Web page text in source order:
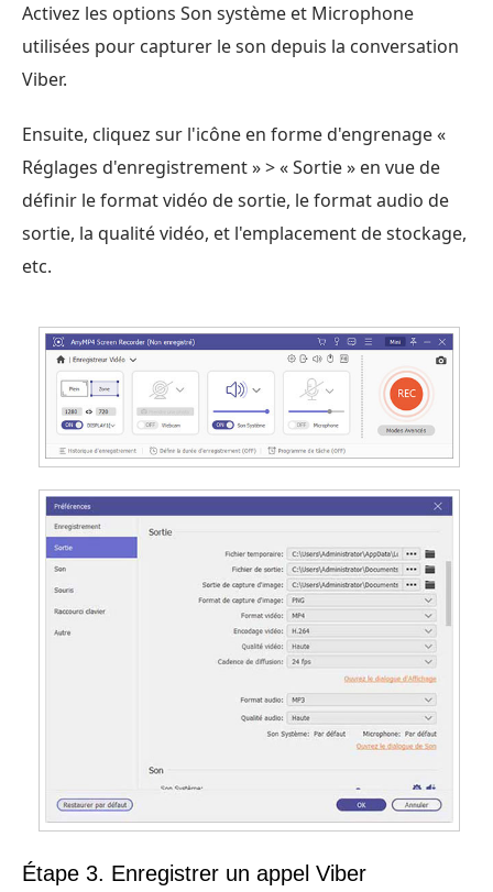
Activez les options Son système et Microphone
utilisées pour capturer le son depuis la conversation
Viber.
Ensuite, cliquez sur l'icône en forme d'engrenage «
Réglages d'enregistrement » > « Sortie » en vue de
définir le format vidéo de sortie, le format audio de
sortie, la qualité vidéo, et l'emplacement de stockage,
etc.
Étape 3. Enregistrer un appel Viber